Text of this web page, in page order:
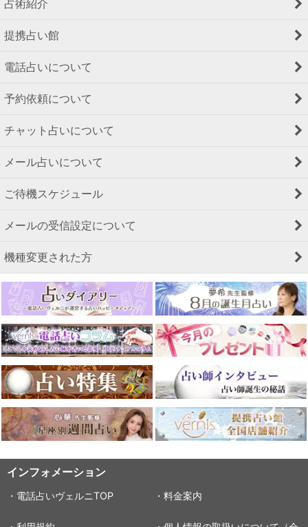
占術紹介
提携占い館
電話占いについて
予約依頼について
チャット占いについて
メール占いについて
ご待機スケジュール
メールの受信設定について
機種変更された方
インフォメーション
・電話占いヴェルニTOP ・料金案内